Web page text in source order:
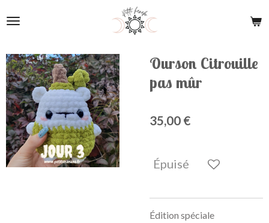
au
principal
Ourson Citrouille
pas mûr
35,00 €
Épuisé
Édition spéciale